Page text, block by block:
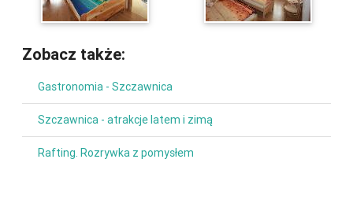
Zobacz także:
Gastronomia - Szczawnica
Szczawnica - atrakcje latem i zimą
Rafting. Rozrywka z pomysłem